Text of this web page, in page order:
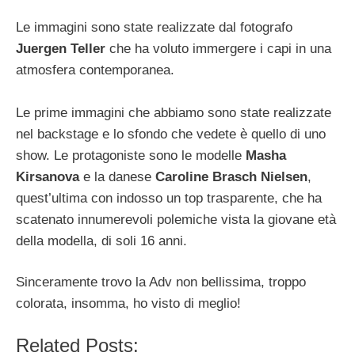
Le immagini sono state realizzate dal fotografo
Juergen Teller che ha voluto immergere i capi in una
atmosfera contemporanea.
Le prime immagini che abbiamo sono state realizzate
nel backstage e lo sfondo che vedete è quello di uno
show. Le protagoniste sono le modelle Masha
Kirsanova e la danese Caroline Brasch Nielsen,
quest’ultima con indosso un top trasparente, che ha
scatenato innumerevoli polemiche vista la giovane età
della modella, di soli 16 anni.
Sinceramente trovo la Adv non bellissima, troppo
colorata, insomma, ho visto di meglio!
Related Posts: